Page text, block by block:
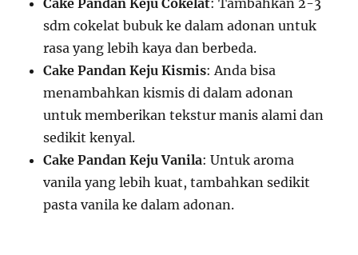
Cake Pandan Keju Cokelat: Tambahkan 2-3
sdm cokelat bubuk ke dalam adonan untuk
rasa yang lebih kaya dan berbeda.
Cake Pandan Keju Kismis: Anda bisa
menambahkan kismis di dalam adonan
untuk memberikan tekstur manis alami dan
sedikit kenyal.
Cake Pandan Keju Vanila: Untuk aroma
vanila yang lebih kuat, tambahkan sedikit
pasta vanila ke dalam adonan.